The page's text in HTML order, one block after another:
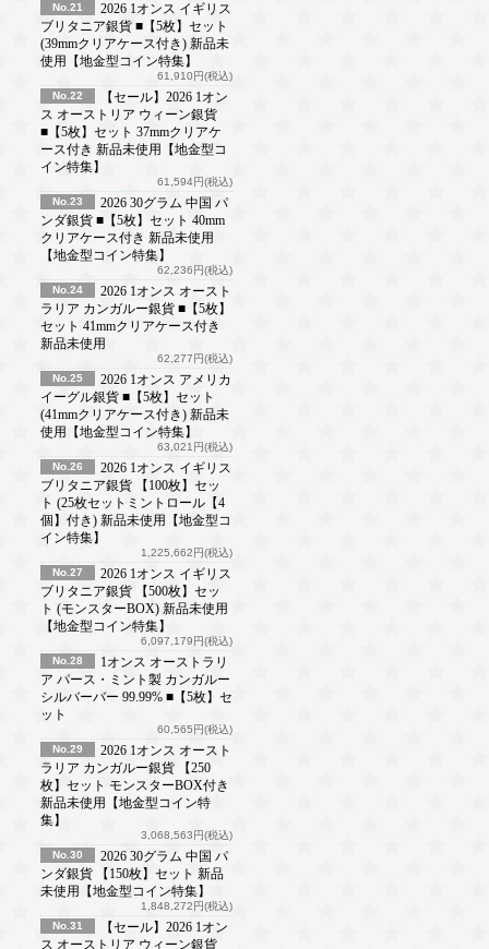
No.21
2026 1オンス イギリス
ブリタニア銀貨 ■【5枚】セット
(39mmクリアケース付き) 新品未
使用【地金型コイン特集】
61,910円(税込)
No.22
【セール】2026 1オン
ス オーストリア ウィーン銀貨
■【5枚】セット 37mmクリアケ
ース付き 新品未使用【地金型コ
イン特集】
61,594円(税込)
No.23
2026 30グラム 中国 パ
ンダ銀貨 ■【5枚】セット 40mm
クリアケース付き 新品未使用
【地金型コイン特集】
62,236円(税込)
No.24
2026 1オンス オースト
ラリア カンガルー銀貨 ■【5枚】
セット 41mmクリアケース付き
新品未使用
62,277円(税込)
No.25
2026 1オンス アメリカ
イーグル銀貨 ■【5枚】セット
(41mmクリアケース付き) 新品未
使用【地金型コイン特集】
63,021円(税込)
No.26
2026 1オンス イギリス
ブリタニア銀貨 【100枚】セッ
ト (25枚セットミントロール【4
個】付き) 新品未使用【地金型コ
イン特集】
1,225,662円(税込)
No.27
2026 1オンス イギリス
ブリタニア銀貨 【500枚】セッ
ト (モンスターBOX) 新品未使用
【地金型コイン特集】
6,097,179円(税込)
No.28
1オンス オーストラリ
ア パース・ミント製 カンガルー
シルバーバー 99.99% ■【5枚】セ
ット
60,565円(税込)
No.29
2026 1オンス オースト
ラリア カンガルー銀貨 【250
枚】セット モンスターBOX付き
新品未使用【地金型コイン特
集】
3,068,563円(税込)
No.30
2026 30グラム 中国 パ
ンダ銀貨 【150枚】セット 新品
未使用【地金型コイン特集】
1,848,272円(税込)
No.31
【セール】2026 1オン
ス オーストリア ウィーン銀貨